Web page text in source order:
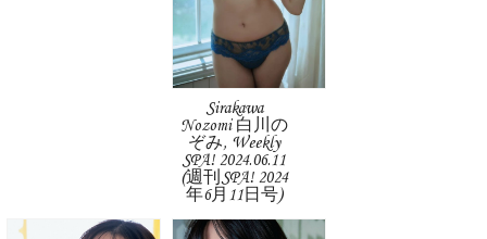
Sirakawa
Nozomi 白川の
ぞみ, Weekly
SPA! 2024.06.11
(週刊SPA! 2024
年6月11日号)